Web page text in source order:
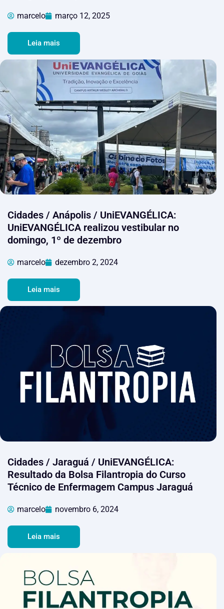
marcelo março 12, 2025
Leia mais
Cidades / Anápolis / UniEVANGÉLICA:
UniEVANGÉLICA realizou vestibular no
domingo, 1º de dezembro
marcelo dezembro 2, 2024
Leia mais
Cidades / Jaraguá / UniEVANGÉLICA:
Resultado da Bolsa Filantropia do Curso
Técnico de Enfermagem Campus Jaraguá
marcelo novembro 6, 2024
Leia mais